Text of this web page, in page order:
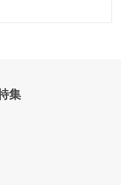
集